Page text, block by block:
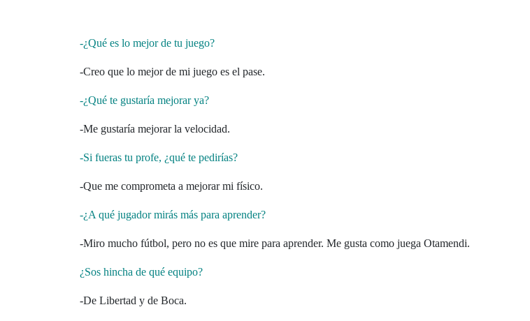
-¿Qué es lo mejor de tu juego?
-Creo que lo mejor de mi juego es el pase.
-¿Qué te gustaría mejorar ya?
-Me gustaría mejorar la velocidad.
-Si fueras tu profe, ¿qué te pedirías?
-Que me comprometa a mejorar mi físico.
-¿A qué jugador mirás más para aprender?
-Miro mucho fútbol, pero no es que mire para aprender. Me gusta como juega Otamendi.
¿Sos hincha de qué equipo?
-De Libertad y de Boca.